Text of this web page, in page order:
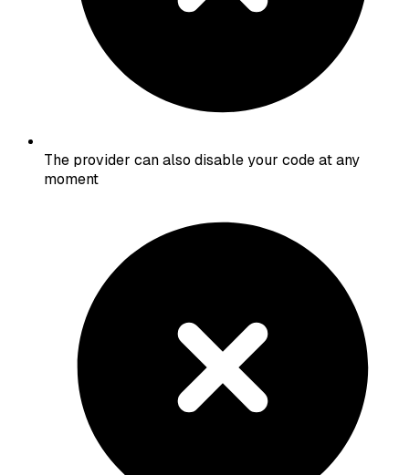
The provider can also disable your code at any
moment